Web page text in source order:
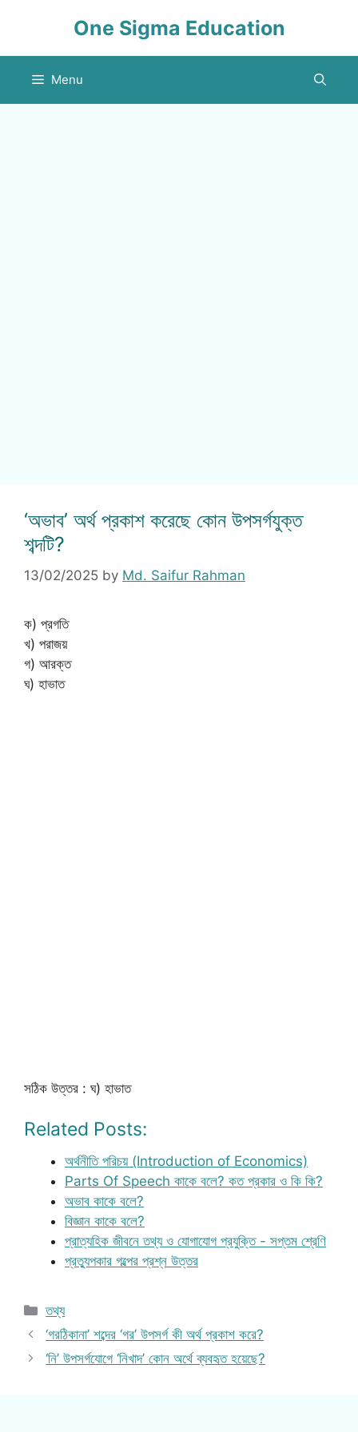
One Sigma Education
Menu
‘অভাব’ অর্থ প্রকাশ করেছে কোন উপসর্গযুক্ত
শব্দটি?
13/02/2025 by Md. Saifur Rahman
ক) প্রগতি
খ) পরাজয়
গ) আরক্ত
ঘ) হাভাত
সঠিক উত্তর : ঘ) হাভাত
Related Posts:
অর্থনীতি পরিচয় (Introduction of Economics)
Parts Of Speech কাকে বলে? কত প্রকার ও কি কি?
অভাব কাকে বলে?
বিজ্ঞান কাকে বলে?
প্রাত্যহিক জীবনে তথ্য ও যোগাযোগ প্রযুক্তি - সপ্তম শ্রেণি
প্রত্যুপকার গল্পের প্রশ্ন উত্তর
Categories
তথ্য
‘গরঠিকানা’ শব্দের ‘গর’ উপসর্গ কী অর্থ প্রকাশ করে?
‘নি’ উপসর্গযোগে ‘নিখাদ’ কোন অর্থে ব্যবহৃত হয়েছে?